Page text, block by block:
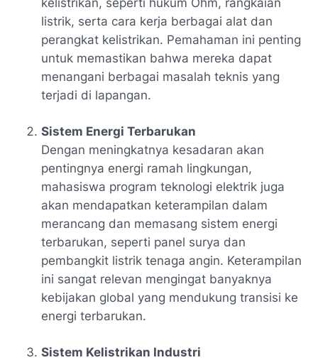
kelistrikan, seperti hukum Ohm, rangkaian
listrik, serta cara kerja berbagai alat dan
perangkat kelistrikan. Pemahaman ini penting
untuk memastikan bahwa mereka dapat
menangani berbagai masalah teknis yang
terjadi di lapangan.
Sistem Energi Terbarukan
Dengan meningkatnya kesadaran akan
pentingnya energi ramah lingkungan,
mahasiswa program teknologi elektrik juga
akan mendapatkan keterampilan dalam
merancang dan memasang sistem energi
terbarukan, seperti panel surya dan
pembangkit listrik tenaga angin. Keterampilan
ini sangat relevan mengingat banyaknya
kebijakan global yang mendukung transisi ke
energi terbarukan.
Sistem Kelistrikan Industri